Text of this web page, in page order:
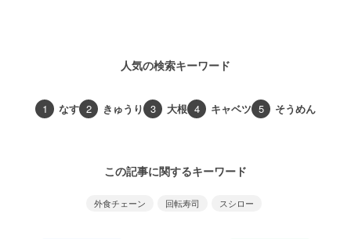
人気の検索キーワード
1 なす 2 きゅうり 3 大根 4 キャベツ 5 そうめん
この記事に関するキーワード
外食チェーン 回転寿司 スシロー